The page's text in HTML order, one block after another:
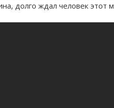
долго ждал человек этот